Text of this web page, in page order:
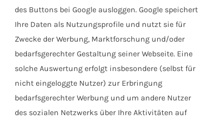
des Buttons bei Google ausloggen. Google speichert
Ihre Daten als Nutzungsprofile und nutzt sie für
Zwecke der Werbung, Marktforschung und/oder
bedarfsgerechter Gestaltung seiner Webseite. Eine
solche Auswertung erfolgt insbesondere (selbst für
nicht eingeloggte Nutzer) zur Erbringung
bedarfsgerechter Werbung und um andere Nutzer
des sozialen Netzwerks über Ihre Aktivitäten auf